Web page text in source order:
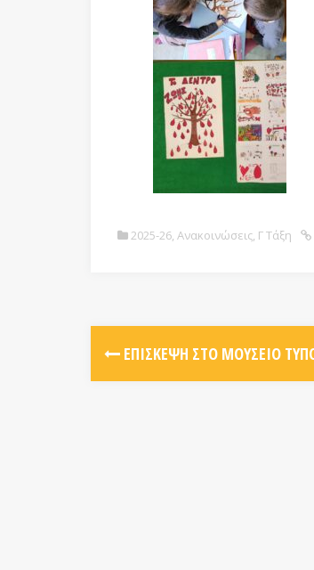
2025-26, Ανακοινώσεις, Γ Τάξη
ΕΠΊΣΚΕΨΗ ΣΤΟ ΜΟΥΣΕΊΟ